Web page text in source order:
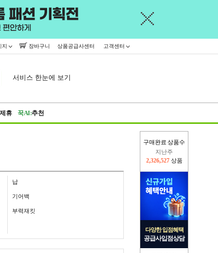
지 장바구니 상품공급사센터 고객센터
서비스 한눈에 보기
휴 꾹AI:추천
구매완료 상품수
지난주
2,326,527 상품
다양한 입점혜택
공급사입점상담
납
기어백
부력재킷